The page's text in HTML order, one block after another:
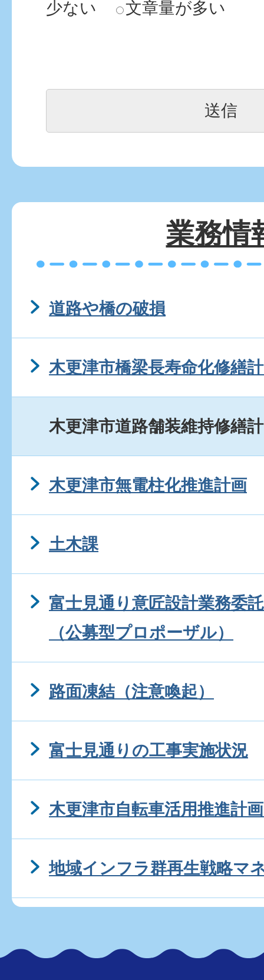
少ない 文章量が多い
業務情
道路や橋の破損
木更津市橋梁長寿命化修繕
木更津市道路舗装維持修繕
木更津市無電柱化推進計画
土木課
富士見通り意匠設計業務委
（公募型プロポーザル）
路面凍結（注意喚起）
富士見通りの工事実施状況
木更津市自転車活用推進計
地域インフラ群再生戦略マ